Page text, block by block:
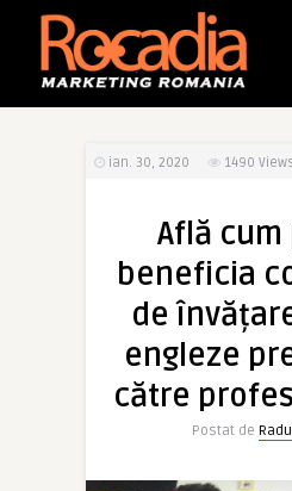
ian. 30, 2020 1490 Views
Află
beneficia
de
engleze
către
Postat de